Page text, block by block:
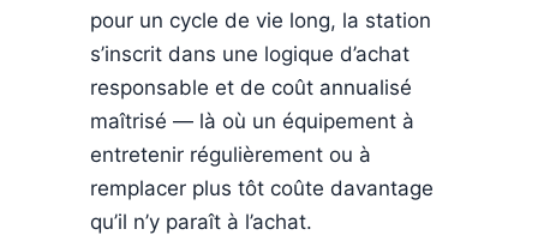
pour un cycle de vie long, la station
s’inscrit dans une logique d’achat
responsable et de coût annualisé
maîtrisé — là où un équipement à
entretenir régulièrement ou à
remplacer plus tôt coûte davantage
qu’il n’y paraît à l’achat.